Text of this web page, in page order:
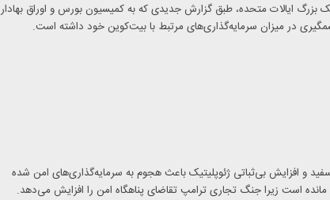
ایالات متحده، طبق گزارش جدیدی که به کمیسیون بورس و اوراق بهادار
و افزایش بی‌ثباتی ژئوپلیتیک باعث هجوم به سرمایه‌گذاری‌های امن شده
است زیرا جنگ تجاری ترامپ تقاضای پناهگاه امن را افزایش می‌دهد.